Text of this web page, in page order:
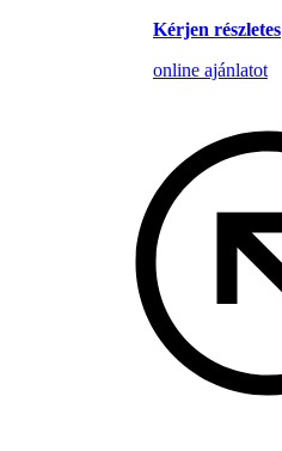
Kérjen részletes
online ajánlatot